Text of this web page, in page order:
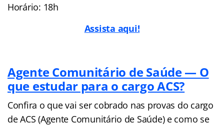
Horário: 18h
Assista aqui!
Agente Comunitário de Saúde — O
que estudar para o cargo ACS?
Confira o que vai ser cobrado nas provas do cargo
de ACS (Agente Comunitário de Saúde) e como se